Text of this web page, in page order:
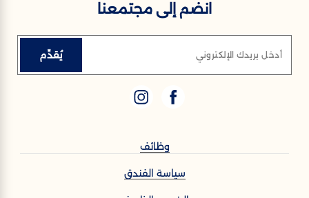
انضم إلى مجتمعنا
أدخل بريدك الإلكتروني يُقدِّم
وظائف
سياسة الفندق